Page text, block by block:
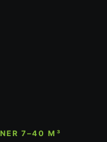
7–40 M³